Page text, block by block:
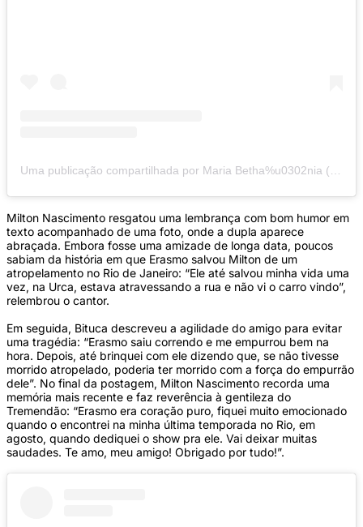
Uma publicação compartilhada por Maria Betha%u0302nia (@mariabethaniaoficial)
Milton Nascimento resgatou uma lembrança com bom humor em
texto acompanhado de uma foto, onde a dupla aparece
abraçada. Embora fosse uma amizade de longa data, poucos
sabiam da história em que Erasmo salvou Milton de um
atropelamento no Rio de Janeiro: “Ele até salvou minha vida uma
vez, na Urca, estava atravessando a rua e não vi o carro vindo”,
relembrou o cantor.
Em seguida, Bituca descreveu a agilidade do amigo para evitar
uma tragédia: “Erasmo saiu correndo e me empurrou bem na
hora. Depois, até brinquei com ele dizendo que, se não tivesse
morrido atropelado, poderia ter morrido com a força do empurrão
dele”. No final da postagem, Milton Nascimento recorda uma
memória mais recente e faz reverência à gentileza do
Tremendão: “Erasmo era coração puro, fiquei muito emocionado
quando o encontrei na minha última temporada no Rio, em
agosto, quando dediquei o show pra ele. Vai deixar muitas
saudades. Te amo, meu amigo! Obrigado por tudo!”.